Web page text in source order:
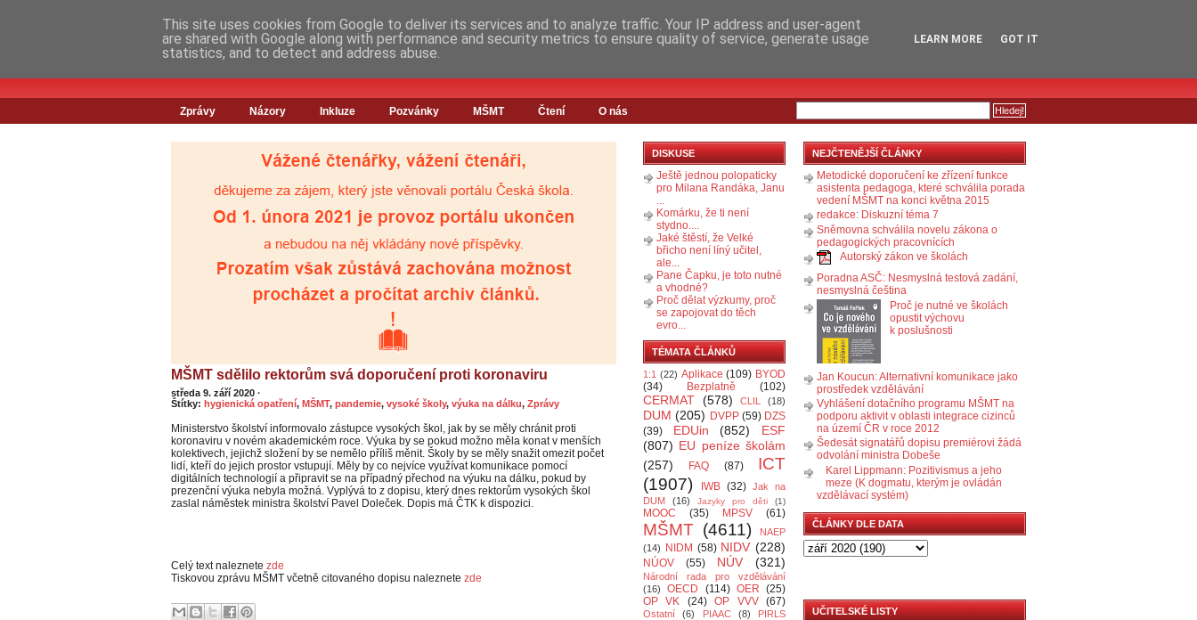
Zprávy Názory Inkluze Pozvánky MŠMT Čtení O nás
MŠMT sdělilo rektorům svá doporučení proti koronaviru
středa 9. září 2020 ·
Štítky: hygienická opatření, MŠMT, pandemie, vysoké školy, výuka na dálku, Zprávy
Ministerstvo školství informovalo zástupce vysokých škol, jak by se měly chránit proti
koronaviru v novém akademickém roce. Výuka by se pokud možno měla konat v menších
kolektivech, jejichž složení by se nemělo příliš měnit. Školy by se měly snažit omezit počet
lidí, kteří do jejich prostor vstupují. Měly by co nejvíce využívat komunikace pomocí
digitálních technologií a připravit se na případný přechod na výuku na dálku, pokud by
prezenční výuka nebyla možná. Vyplývá to z dopisu, který dnes rektorům vysokých škol
zaslal náměstek ministra školství Pavel Doleček. Dopis má ČTK k dispozici.
Celý text naleznete zde
Tiskovou zprávu MŠMT včetně citovaného dopisu naleznete zde
DISKUSE
Ještě jednou polopaticky
pro Milana Randáka, Janu
...
Komárku, že ti není
stydno....
Jaké štěstí, že Velké
břicho není líný učitel,
ale...
Pane Čapku, je toto nutné
a vhodné?
Proč dělat výzkumy, proč
se zapojovat do těch
evro...
TÉMATA ČLÁNKŮ
1:1 (22) Aplikace (109) BYOD
(34)
Bezplatně (102)
CERMAT (578) CLIL (18)
DUM (205) DVPP (59) DZS
(39)
EDUin (852)
ESF
(807) EU peníze školám
(257)
FAQ (87)
ICT
(1907)
IWB (32) Jak na
DUM
(16) Jazyky pro děti (1)
MOOC (35) MPSV (61)
MŠMT (4611)
NAEP
(14)
NIDM (58) NIDV (228)
NÚOV (55) NÚV (321)
Národní rada pro vzdělávání
(16)
OECD (114) OER (25)
OP VK
(24) OP VVV (67)
Ostatní (6) PIAAC (8)
PIRLS
NEJČTENĚJŠÍ ČLÁNKY
Metodické doporučení ke zřízení funkce
asistenta pedagoga, které schválila porada
vedení MŠMT na konci května 2015
redakce: Diskuzní téma 7
Sněmovna schválila novelu zákona o
pedagogických pracovnících
Autorský zákon ve školách
Poradna ASČ: Nesmyslná testová zadání,
nesmyslná čeština
Proč je nutné ve školách
opustit výchovu
k poslušnosti
Jan Koucun: Alternativní komunikace jako
prostředek vzdělávání
Vyhlášení dotačního programu MŠMT na
podporu aktivit v oblasti integrace cizinců
na území ČR v roce 2012
Šedesát signatářů dopisu premiérovi žádá
odvolání ministra Dobeše
Karel Lippmann: Pozitivismus a jeho
meze (K dogmatu, kterým je ovládán
vzdělávací systém)
ČLÁNKY DLE DATA
UČITELSKÉ LISTY
This site uses cookies from Google to deliver its services and to analyze traffic. Your IP address and user-agent
are shared with Google along with performance and security metrics to ensure quality of service, generate usage
statistics, and to detect and address abuse.
LEARN MORE GOT IT